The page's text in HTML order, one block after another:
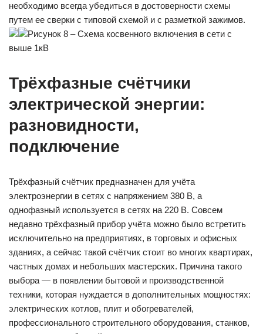
необходимо всегда убедиться в достоверности схемы
путем ее сверки с типовой схемой и с разметкой зажимов.
Рисунок 8 – Схема косвенного включения в сети с
выше 1кВ
Трёхфазные счётчики
электрической энергии:
разновидности,
подключение
Трёхфазный счётчик предназначен для учёта
электроэнергии в сетях с напряжением 380 В, а
однофазный используется в сетях на 220 В. Совсем
недавно трёхфазный прибор учёта можно было встретить
исключительно на предприятиях, в торговых и офисных
зданиях, а сейчас такой счётчик стоит во многих квартирах,
частных домах и небольших мастерских. Причина такого
выбора — в появлении бытовой и производственной
техники, которая нуждается в дополнительных мощностях:
электрических котлов, плит и обогревателей,
профессионального строительного оборудования, станков,